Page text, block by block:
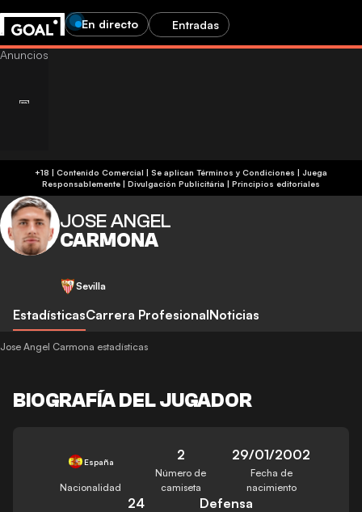
En directo Entradas
+18 | Contenido Comercial | Se aplican Términos y Condiciones | Juega
Responsablemente | Divulgación Publicitária | Principios editoriales
JOSE ANGEL
CARMONA
Sevilla
EstadísticasCarrera ProfesionalNoticias
Jose Angel Carmona estadísticas
BIOGRAFÍA DEL JUGADOR
España
Nacionalidad
2
Número de
camiseta
29/01/2002
Fecha de
nacimiento
24 Defensa